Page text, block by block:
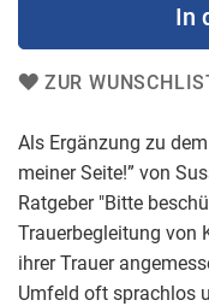
In
ZUR
Als Ergänzung zu
meiner Seite!” von
Ratgeber "Bitte
Trauerbegleitung von
ihrer Trauer
Umfeld oft sprachlos